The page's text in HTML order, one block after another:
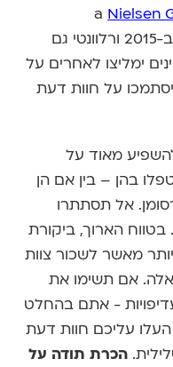
Nielsen
) שפורסם ב-2015 ורלוונטי גם
83% מהמרואיינים ימליצו לאחרים על
עסק שהם סומכים עליו, ו-60% יסתמכו על חוות דעת
מאוד על
בהן – בין אם הן
אל תסתתרו
בטווח הארוך, ביקורת
מאשר לשכור צוות
אלה. אם תשימו את
- אתם בהחלט
העלו עליכם חוות דעת
הכרת תודה על